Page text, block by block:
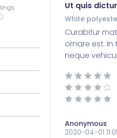
Ut quis
White
Curabitur
ornare est.
neque
Anonymous
2020-04-01